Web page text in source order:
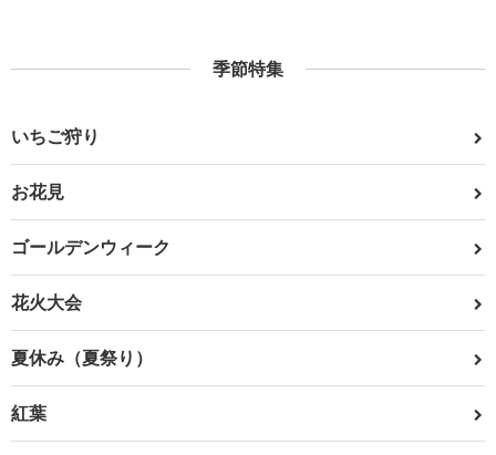
季節特集
いちご狩り
お花見
ゴールデンウィーク
花火大会
夏休み（夏祭り）
紅葉